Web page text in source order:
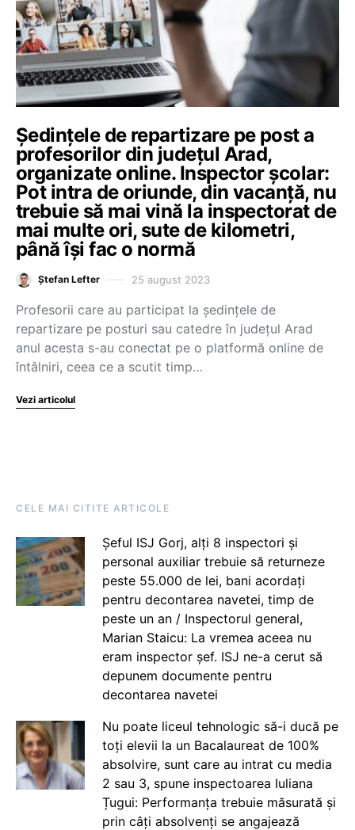
Ședințele de repartizare pe post a
profesorilor din județul Arad,
organizate online. Inspector școlar:
Pot intra de oriunde, din vacanță, nu
trebuie să mai vină la inspectorat de
mai multe ori, sute de kilometri,
până își fac o normă
Ștefan Lefter 25 august 2023
Profesorii care au participat la ședințele de
repartizare pe posturi sau catedre în județul Arad
anul acesta s-au conectat pe o platformă online de
întâlniri, ceea ce a scutit timp…
Vezi articolul
CELE MAI CITITE ARTICOLE
Șeful ISJ Gorj, alți 8 inspectori și
personal auxiliar trebuie să returneze
peste 55.000 de lei, bani acordați
pentru decontarea navetei, timp de
peste un an / Inspectorul general,
Marian Staicu: La vremea aceea nu
eram inspector șef. ISJ ne-a cerut să
depunem documente pentru
decontarea navetei
Nu poate liceul tehnologic să-i ducă pe
toți elevii la un Bacalaureat de 100%
absolvire, sunt care au intrat cu media
2 sau 3, spune inspectoarea Iuliana
Țugui: Performanța trebuie măsurată și
prin câți absolvenți se angajează